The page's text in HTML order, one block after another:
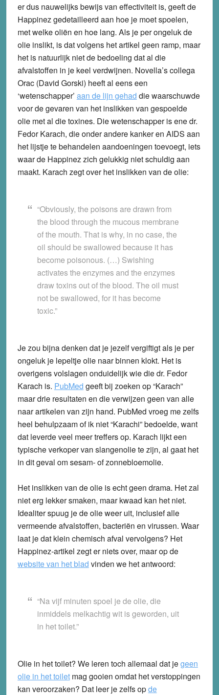
er dus nauwelijks bewijs van effectiviteit is, geeft de
Happinez gedetailleerd aan hoe je moet spoelen,
met welke oliën en hoe lang. Als je per ongeluk de
olie inslikt, is dat volgens het artikel geen ramp, maar
het is natuurlijk niet de bedoeling dat al die
afvalstoffen in je keel verdwijnen. Novella’s collega
Orac (David Gorski) heeft al eens een
‘wetenschapper’ aan de lijn gehad die waarschuwde
voor de gevaren van het inslikken van gespoelde
olie met al die toxines. Die wetenschapper is ene dr.
Fedor Karach, die onder andere kanker en AIDS aan
het lijstje te behandelen aandoeningen toevoegt, iets
waar de Happinez zich gelukkig niet schuldig aan
maakt. Karach zegt over het inslikken van de olie:
“Obviously, the poisons are drawn from
the blood through the mucous membrane
of the mouth. That is why, in no case, the
oil should be swallowed because it has
become poisonous. (…) Swishing
activates the enzymes and the enzymes
draw toxins out of the blood. The oil must
not be swallowed, for it has become
toxic.”
Je zou bijna denken dat je jezelf vergiftigt als je per
ongeluk je lepeltje olie naar binnen klokt. Het is
overigens volslagen onduidelijk wie die dr. Fedor
Karach is. PubMed geeft bij zoeken op “Karach”
maar drie resultaten en die verwijzen geen van alle
naar artikelen van zijn hand. PubMed vroeg me zelfs
heel behulpzaam of ik niet “Karachi” bedoelde, want
dat leverde veel meer treffers op. Karach lijkt een
typische verkoper van slangenolie te zijn, al gaat het
in dit geval om sesam- of zonnebloemolie.
Het inslikken van de olie is echt geen drama. Het zal
niet erg lekker smaken, maar kwaad kan het niet.
Idealiter spuug je de olie weer uit, inclusief alle
vermeende afvalstoffen, bacteriën en virussen. Waar
laat je dat klein chemisch afval vervolgens? Het
Happinez-artikel zegt er niets over, maar op de
website van het blad vinden we het antwoord:
“Na vijf minuten spoel je de olie, die
inmiddels melkachtig wit is geworden, uit
in het toilet.”
Olie in het toilet? We leren toch allemaal dat jegeen
olie in het toiletmag gooien omdat het verstoppingen
kan veroorzaken? Dat leer je zelfs opde